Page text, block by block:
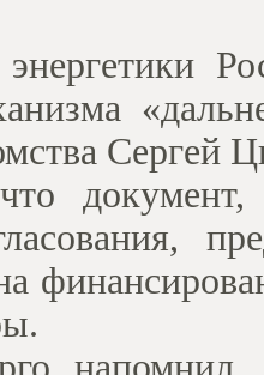
Сергей